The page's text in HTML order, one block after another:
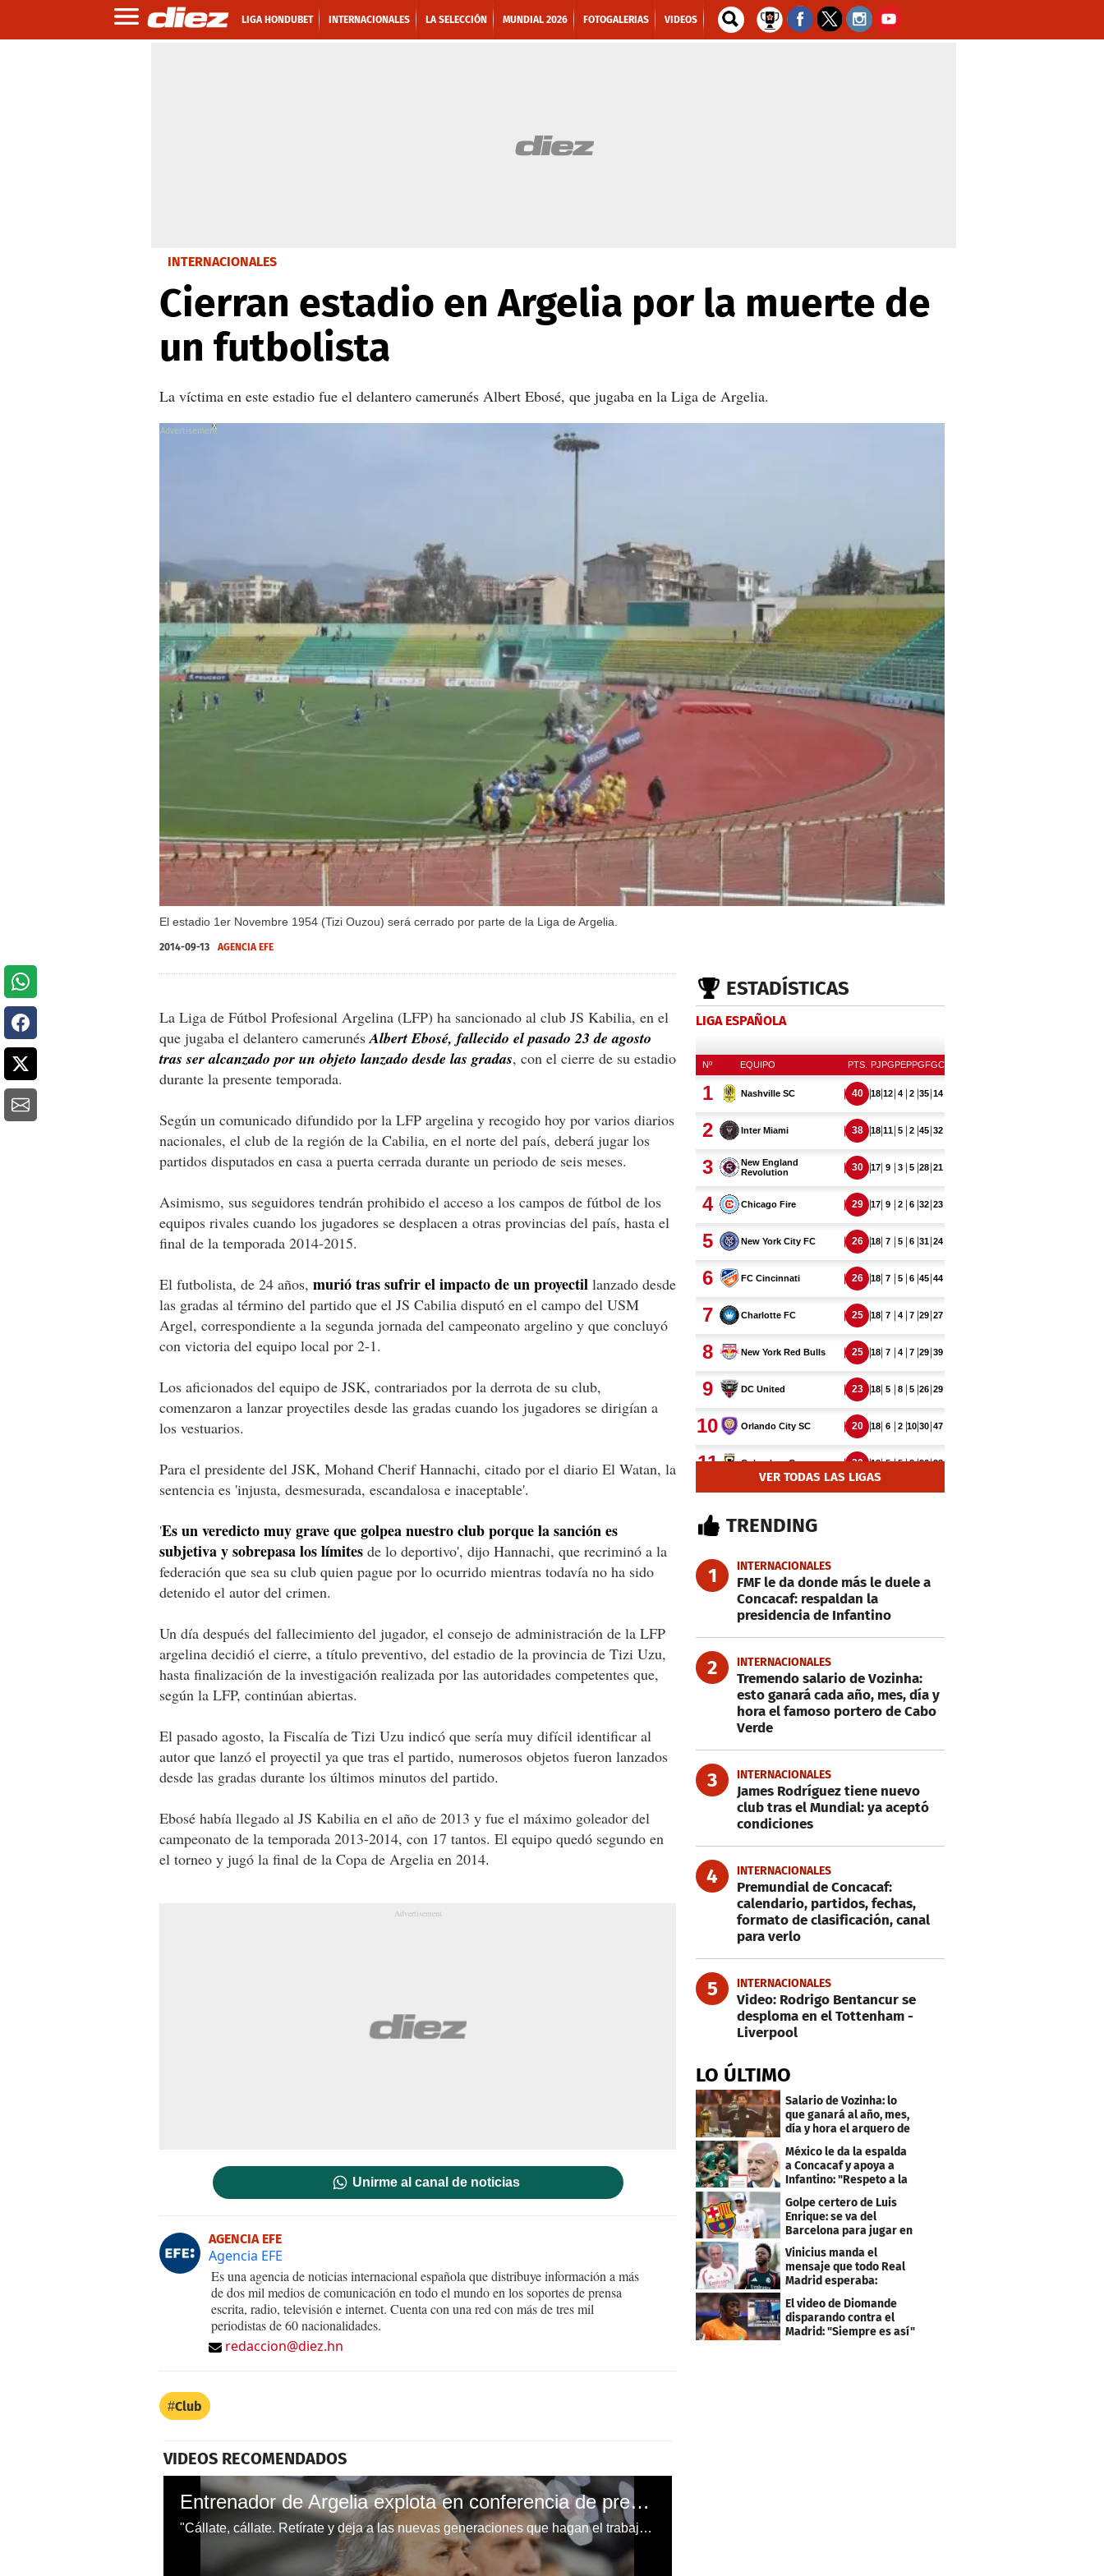
LIGA HONDUBET INTERNACIONALES LA SELECCIÓN MUNDIAL 2026 FOTOGALERIAS VIDEOS
INTERNACIONALES
Cierran estadio en Argelia por la muerte de
un futbolista
La víctima en este estadio fue el delantero camerunés Albert Ebosé, que jugaba en la Liga de Argelia.
El estadio 1er Novembre 1954 (Tizi Ouzou) será cerrado por parte de la Liga de Argelia.
X
2014-09-13 AGENCIA EFE
La Liga de Fútbol Profesional Argelina (LFP) ha sancionado al club JS Kabilia, en el
que jugaba el delantero camerunésAlbert Ebosé, fallecido el pasado 23 de agosto
tras ser alcanzado por un objeto lanzado desde las gradas, con el cierre de su estadio
durante la presente temporada.
Según un comunicado difundido por la LFP argelina y recogido hoy por varios diarios
nacionales, el club de la región de la Cabilia, en el norte del país, deberá jugar los
partidos disputados en casa a puerta cerrada durante un periodo de seis meses.
Asimismo, sus seguidores tendrán prohibido el acceso a los campos de fútbol de los
equipos rivales cuando los jugadores se desplacen a otras provincias del país, hasta el
final de la temporada 2014-2015.
El futbolista, de 24 años, murió tras sufrir el impacto de un proyectil lanzado desde
las gradas al término del partido que el JS Cabilia disputó en el campo del USM
Argel, correspondiente a la segunda jornada del campeonato argelino y que concluyó
con victoria del equipo local por 2-1.
Los aficionados del equipo de JSK, contrariados por la derrota de su club,
comenzaron a lanzar proyectiles desde las gradas cuando los jugadores se dirigían a
los vestuarios.
Para el presidente del JSK, Mohand Cherif Hannachi, citado por el diario El Watan, la
sentencia es 'injusta, desmesurada, escandalosa e inaceptable'.
'Es un veredicto muy grave que golpea nuestro club porque la sanción es
subjetiva y sobrepasa los límites de lo deportivo', dijo Hannachi, que recriminó a la
federación que sea su club quien pague por lo ocurrido mientras todavía no ha sido
detenido el autor del crimen.
Un día después del fallecimiento del jugador, el consejo de administración de la LFP
argelina decidió el cierre, a título preventivo, del estadio de la provincia de Tizi Uzu,
hasta finalización de la investigación realizada por las autoridades competentes que,
según la LFP, continúan abiertas.
El pasado agosto, la Fiscalía de Tizi Uzu indicó que sería muy difícil identificar al
autor que lanzó el proyectil ya que tras el partido, numerosos objetos fueron lanzados
desde las gradas durante los últimos minutos del partido.
Ebosé había llegado al JS Kabilia en el año de 2013 y fue el máximo goleador del
campeonato de la temporada 2013-2014, con 17 tantos. El equipo quedó segundo en
el torneo y jugó la final de la Copa de Argelia en 2014.
Unirme al canal de noticias
AGENCIA EFE
Agencia EFE
Es una agencia de noticias internacional española que distribuye información a más
de dos mil medios de comunicación en todo el mundo en los soportes de prensa
escrita, radio, televisión e internet. Cuenta con una red con más de tres mil
periodistas de 60 nacionalidades.
redaccion@diez.hn
Club
VIDEOS RECOMENDADOS
Entrenador de Argelia explota en conferencia de prensa contra un periodista
"Cállate, cállate. Retírate y deja a las nuevas generaciones que hagan el trabajo", soltó furioso el entrenador.
ESTADÍSTICAS
LIGA ESPAÑOLA
VER TODAS LAS LIGAS
TRENDING
1 INTERNACIONALES
FMF le da donde más le duele a
Concacaf: respaldan la
presidencia de Infantino
2 INTERNACIONALES
Tremendo salario de Vozinha:
esto ganará cada año, mes, día y
hora el famoso portero de Cabo
Verde
3 INTERNACIONALES
James Rodríguez tiene nuevo
club tras el Mundial: ya aceptó
condiciones
4 INTERNACIONALES
Premundial de Concacaf:
calendario, partidos, fechas,
formato de clasificación, canal
para verlo
5 INTERNACIONALES
Video: Rodrigo Bentancur se
desploma en el Tottenham -
Liverpool
LO ÚLTIMO
Salario de Vozinha: lo
que ganará al año, mes,
día y hora el arquero de
Cabo Verde
México le da la espalda
a Concacaf y apoya a
Infantino: "Respeto a la
gobernanza"
Golpe certero de Luis
Enrique: se va del
Barcelona para jugar en
el PSG
Vinicius manda el
mensaje que todo Real
Madrid esperaba:
"Mourinho..."
El video de Diomande
disparando contra el
Madrid: "Siempre es así"